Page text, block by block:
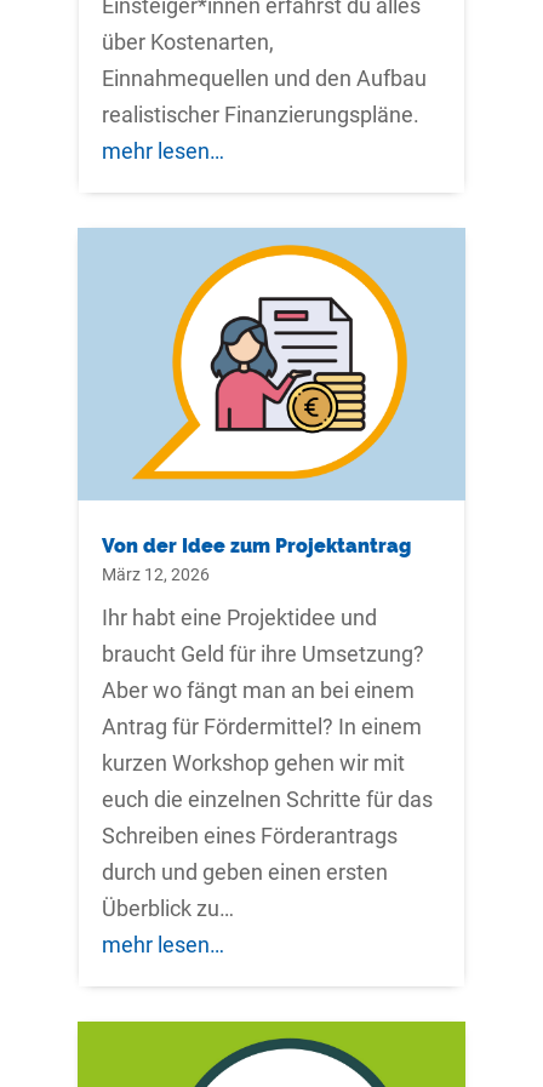
über Kostenarten,
Einnahmequellen und den Aufbau
realistischer Finanzierungspläne.
mehr lesen…
Von der Idee zum Projektantrag
März 12, 2026
Ihr habt eine Projektidee und
braucht Geld für ihre Umsetzung?
Aber wo fängt man an bei einem
Antrag für Fördermittel? In einem
kurzen Workshop gehen wir mit
euch die einzelnen Schritte für das
Schreiben eines Förderantrags
durch und geben einen ersten
Überblick zu…
mehr lesen…